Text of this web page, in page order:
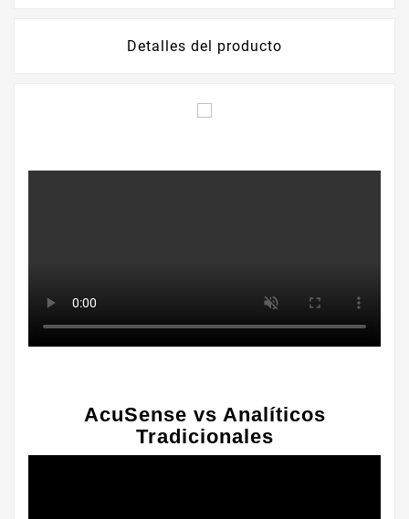
Detalles del producto
AcuSense vs Analíticos
Tradicionales